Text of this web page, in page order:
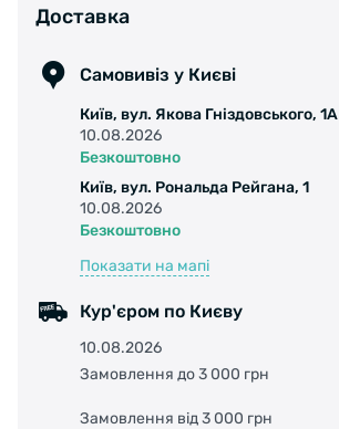
Доставка
Самовивіз у Києві
Київ, вул. Якова Гніздовського, 1А
10.08.2026
Безкоштовно
Київ, вул. Рональда Рейгана, 1
10.08.2026
Безкоштовно
Показати на мапі
Кур'єром по Києву
10.08.2026
Замовлення до 3 000 грн
Замовлення від 3 000 грн